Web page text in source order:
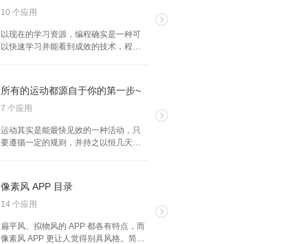
能帮你实现。
10 个应用
以现在的学习资源，编程确实是一种可
以快速学习并能看到成效的技术，程序
满的，通过下面的这些 APP 快速提升自
己的编程技能吧！
所有的运动都源自于你的第一步~
7 个应用
运动其实是能最快见效的一种活动，只
要遵循一定的规则，并持之以恒几天，
适自己的才是最好的。
像素风 APP 目录
14 个应用
扁平风、拟物风的 APP 都各有特点，而
像素风 APP 更让人觉得别具风格。简单